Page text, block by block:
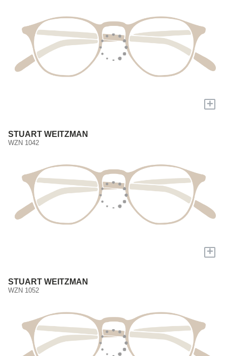
+
STUART WEITZMAN
WZN 1042
+
STUART WEITZMAN
WZN 1052